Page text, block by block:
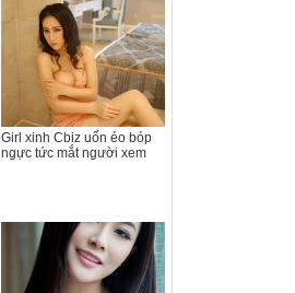
Girl xinh Cbiz uốn éo bóp
ngực tức mắt người xem